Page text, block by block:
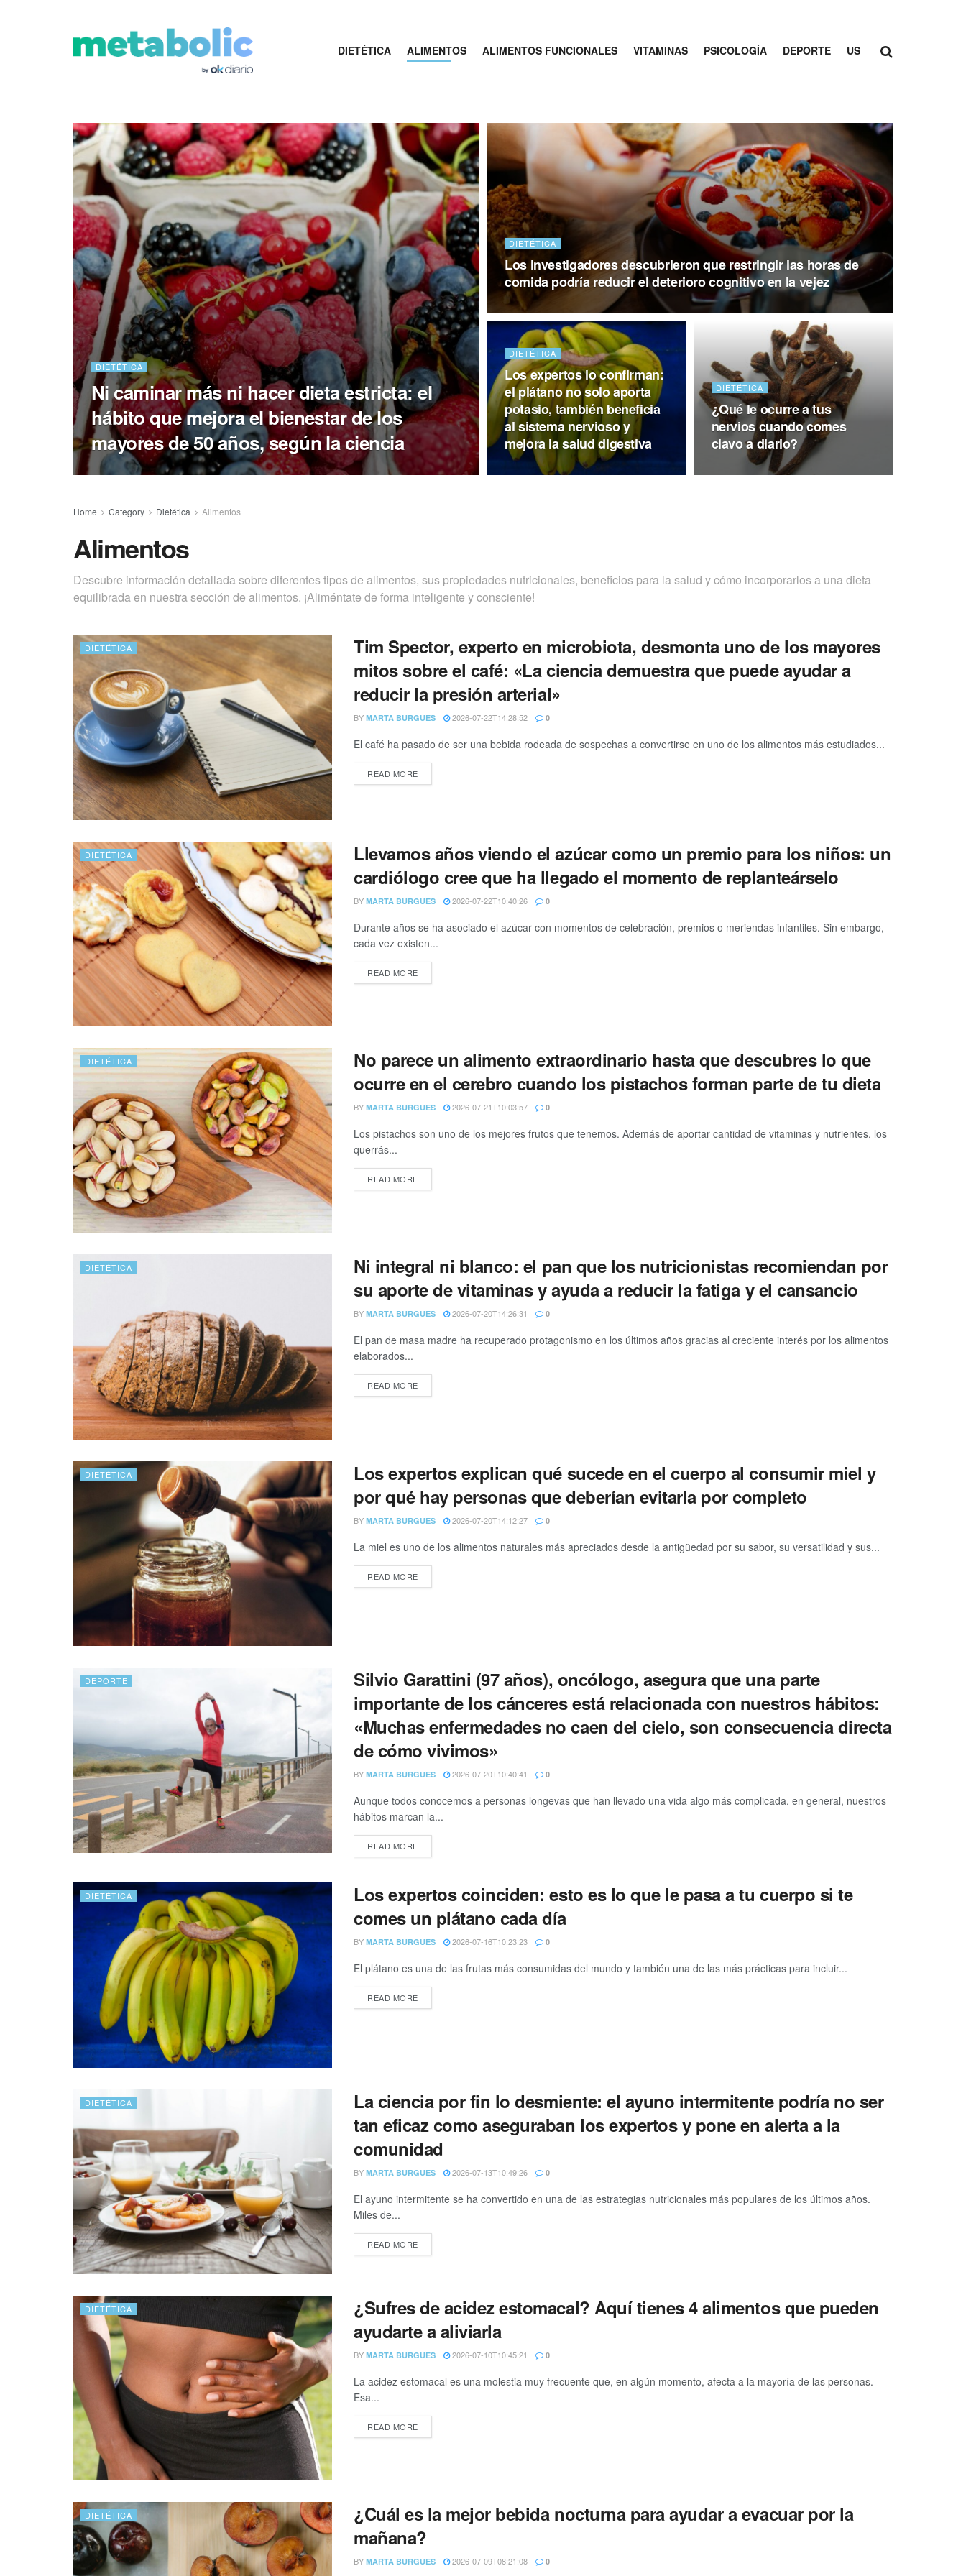
DIETÉTICA ALIMENTOS ALIMENTOS FUNCIONALES VITAMINAS PSICOLOGÍA DEPORTE US
DIETÉTICA
Ni caminar más ni hacer dieta estricta: el
hábito que mejora el bienestar de los
mayores de 50 años, según la ciencia
DIETÉTICA
Los investigadores descubrieron que restringir las horas de
comida podría reducir el deterioro cognitivo en la vejez
DIETÉTICA
Los expertos lo confirman:
el plátano no solo aporta
potasio, también beneficia
al sistema nervioso y
mejora la salud digestiva
DIETÉTICA
¿Qué le ocurre a tus
nervios cuando comes
clavo a diario?
Home Category Dietética Alimentos
Alimentos
Descubre información detallada sobre diferentes tipos de alimentos, sus propiedades nutricionales, beneficios para la salud y cómo incorporarlos a una dieta
equilibrada en nuestra sección de alimentos. ¡Aliméntate de forma inteligente y consciente!
DIETÉTICA
Tim Spector, experto en microbiota, desmonta uno de los mayores
mitos sobre el café: «La ciencia demuestra que puede ayudar a
reducir la presión arterial»
BY MARTA BURGUES 2026-07-22T14:28:52 0
El café ha pasado de ser una bebida rodeada de sospechas a convertirse en uno de los alimentos más estudiados...
READ MORE
DIETÉTICA
Llevamos años viendo el azúcar como un premio para los niños: un
cardiólogo cree que ha llegado el momento de replanteárselo
BY MARTA BURGUES 2026-07-22T10:40:26 0
Durante años se ha asociado el azúcar con momentos de celebración, premios o meriendas infantiles. Sin embargo,
cada vez existen...
READ MORE
DIETÉTICA
No parece un alimento extraordinario hasta que descubres lo que
ocurre en el cerebro cuando los pistachos forman parte de tu dieta
BY MARTA BURGUES 2026-07-21T10:03:57 0
Los pistachos son uno de los mejores frutos que tenemos. Además de aportar cantidad de vitaminas y nutrientes, los
querrás...
READ MORE
DIETÉTICA
Ni integral ni blanco: el pan que los nutricionistas recomiendan por
su aporte de vitaminas y ayuda a reducir la fatiga y el cansancio
BY MARTA BURGUES 2026-07-20T14:26:31 0
El pan de masa madre ha recuperado protagonismo en los últimos años gracias al creciente interés por los alimentos
elaborados...
READ MORE
DIETÉTICA
Los expertos explican qué sucede en el cuerpo al consumir miel y
por qué hay personas que deberían evitarla por completo
BY MARTA BURGUES 2026-07-20T14:12:27 0
La miel es uno de los alimentos naturales más apreciados desde la antigüedad por su sabor, su versatilidad y sus...
READ MORE
DEPORTE
Silvio Garattini (97 años), oncólogo, asegura que una parte
importante de los cánceres está relacionada con nuestros hábitos:
«Muchas enfermedades no caen del cielo, son consecuencia directa
de cómo vivimos»
BY MARTA BURGUES 2026-07-20T10:40:41 0
Aunque todos conocemos a personas longevas que han llevado una vida algo más complicada, en general, nuestros
hábitos marcan la...
READ MORE
DIETÉTICA
Los expertos coinciden: esto es lo que le pasa a tu cuerpo si te
comes un plátano cada día
BY MARTA BURGUES 2026-07-16T10:23:23 0
El plátano es una de las frutas más consumidas del mundo y también una de las más prácticas para incluir...
READ MORE
DIETÉTICA
La ciencia por fin lo desmiente: el ayuno intermitente podría no ser
tan eficaz como aseguraban los expertos y pone en alerta a la
comunidad
BY MARTA BURGUES 2026-07-13T10:49:26 0
El ayuno intermitente se ha convertido en una de las estrategias nutricionales más populares de los últimos años.
Miles de...
READ MORE
DIETÉTICA
¿Sufres de acidez estomacal? Aquí tienes 4 alimentos que pueden
ayudarte a aliviarla
BY MARTA BURGUES 2026-07-10T10:45:21 0
La acidez estomacal es una molestia muy frecuente que, en algún momento, afecta a la mayoría de las personas.
Esa...
READ MORE
DIETÉTICA
¿Cuál es la mejor bebida nocturna para ayudar a evacuar por la
mañana?
BY MARTA BURGUES 2026-07-09T08:21:08 0